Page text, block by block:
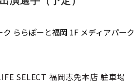
ららぽーと福岡 1F メディアパーク
SELECT 福岡志免本店 駐車場